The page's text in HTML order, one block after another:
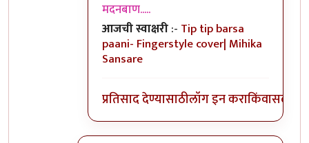
मदनबाण.....
आजची स्वाक्षरी:- Tip tip barsa
paani- Fingerstyle cover| Mihika
Sansare
प्रतिसाद देण्यासाठीलॉग इन कराकिंवासदस्य